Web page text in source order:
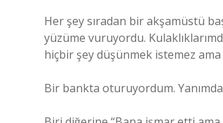
Her şey sıradan bir akşamüstü
yüzüme vuruyordu.
hiçbir şey düşünmek istemez
Bir bankta oturuyordum.